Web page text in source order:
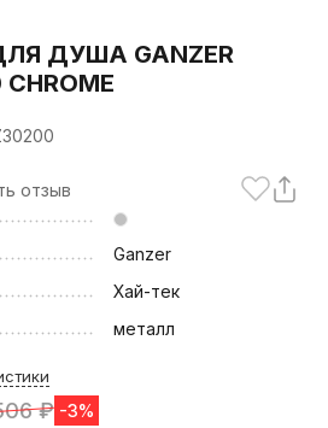
ДУША GANZER
отзыв
Ganzer
Хай-тек
металл
₽ -3%